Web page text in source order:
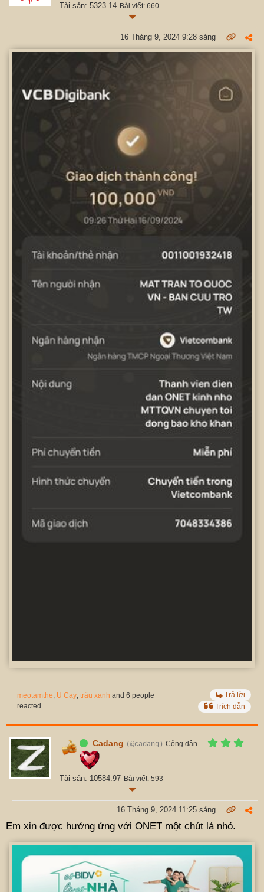
Tài sản: 5323.14 Bài viết: 660
16 Tháng 9, 2024 9:28 sáng
meotamthe, U Cay, trâu xanh and 6 people
reacted
Trả lời
Trích dẫn
Cadang (@cadang) Công dân
Tài sản: 10584.97 Bài viết: 593
16 Tháng 9, 2024 11:25 sáng
Em xin được hưởng ứng với ONET một chút lá nhỏ.